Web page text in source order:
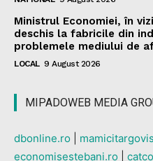
Ministrul Economiei, în
deschis la fabricile din
problemele mediului de
LOCAL 9 August 2026
MIPADOWEB MEDIA
dbonline.ro
economisestebani.ro